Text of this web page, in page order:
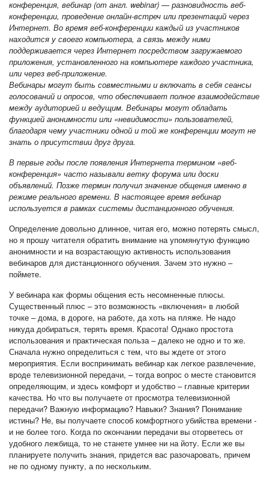
конференция, вебинар (от англ. webinar) — разновидность веб-
конференции, проведение онлайн-встреч или презентаций через
Интернет. Во время веб-конференции каждый из участников
находится у своего компьютера, а связь между ними
поддерживается через Интернет посредством загружаемого
приложения, установленного на компьютере каждого участника,
или через веб-приложение.
Вебинары могут быть совместными и включать в себя сеансы
голосований и опросов, что обеспечивает полное взаимодействие
между аудиторией и ведущим. Вебинары могут обладать
функцией анонимности или «невидимости» пользователей,
благодаря чему участники одной и той же конференции могут не
знать о присутствии друг друга.
В первые годы после появления Интернета термином «веб-
конференция» часто называли ветку форума или доски
объявлений. Позже термин получил значение общения именно в
режиме реального времени. В настоящее время вебинар
используется в рамках системы дистанционного обучения.
Определение довольно длинное, читая его, можно потерять смысл,
но я прошу читателя обратить внимание на упомянутую функцию
анонимности и на возрастающую активность использования
вебинаров для дистанционного обучения. Зачем это нужно –
поймете.
У вебинара как формы общения есть несомненные плюсы.
Существенный плюс – это возможность «включения» в любой
точке – дома, в дороге, на работе, да хоть на пляже. Не надо
никуда добираться, терять время. Красота! Однако простота
использования и практическая польза – далеко не одно и то же.
Сначала нужно определиться с тем, что вы ждете от этого
мероприятия. Если воспринимать вебинар как легкое развлечение,
вроде телевизионной передачи, – тогда вопрос о месте становится
определяющим, и здесь комфорт и удобство – главные критерии
качества. Но что вы получаете от просмотра телевизионной
передачи? Важную информацию? Навыки? Знания? Понимание
истины? Не, вы получаете способ комфортного убийства времени -
и не более того. Когда по окончании передачи вы оторветесь от
удобного лежбища, то не станете умнее ни на йоту. Если же вы
планируете получить знания, придется вас разочаровать, причем
не по одному пункту, а по нескольким.